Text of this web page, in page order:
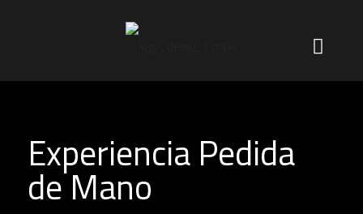
Experiencia Pedida
de Mano